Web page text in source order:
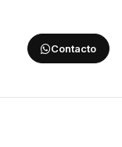
Contacto